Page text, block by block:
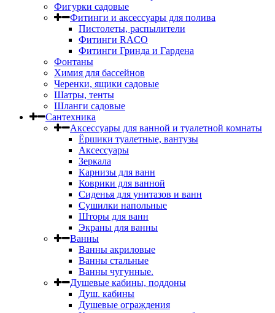
Фигурки садовые
Фитинги и аксессуары для полива
Пистолеты, распылители
Фитинги RACO
Фитинги Гринда и Гардена
Фонтаны
Химия для бассейнов
Черенки, ящики садовые
Шатры, тенты
Шланги садовые
Сантехника
Аксессуары для ванной и туалетной комнаты
Ёршики туалетные, вантузы
Аксессуары
Зеркала
Карнизы для ванн
Коврики для ванной
Сиденья для унитазов и ванн
Сушилки напольные
Шторы для ванн
Экраны для ванны
Ванны
Ванны акриловые
Ванны стальные
Ванны чугунные.
Душевые кабины, поддоны
Душ. кабины
Душевые ограждения